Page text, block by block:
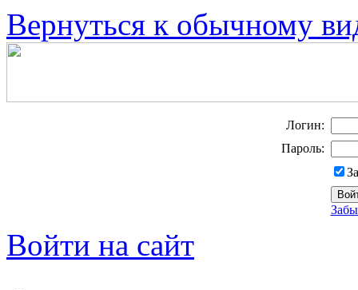
Вернуться к обычному
Логин:
Пароль:
Войти на сайт